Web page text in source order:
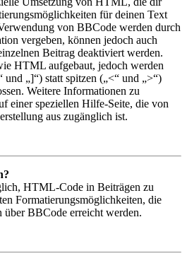
für deinen Text
von BBCode werden durch
vergeben, können jedoch auch
Beitrag deaktiviert werden.
HTML aufgebaut, jedoch werden
und „]“) statt spitzen („<“ und „>“)
Weitere Informationen zu
einer speziellen Hilfe-Seite, die von
aus zugänglich ist.
HTML-Code in Beiträgen zu
Formatierungsmöglichkeiten, die
BBCode erreicht werden.